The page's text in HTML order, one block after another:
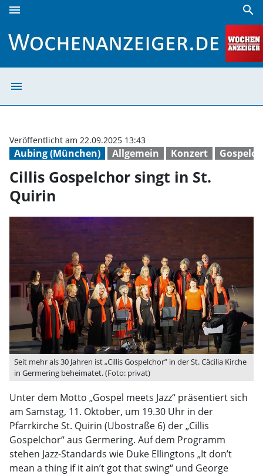
menu search
menu
Aubing (München) Allgemein Konzert
Veröffentlicht am 22.09.2025 13:43
Cillis Gospelchor singt in St.
Quirin
Seit mehr als 30 Jahren ist „Cillis Gospelchor” in der St. Cäcilia Kirche
in Germering beheimatet. (Foto: privat)
Unter dem Motto „Gospel meets Jazz“ präsentiert sich
am Samstag, 11. Oktober, um 19.30 Uhr in der
Pfarrkirche St. Quirin (Ubostraße 6) der „Cillis
Gospelchor“ aus Germering. Auf dem Programm
stehen Jazz-Standards wie Duke Ellingtons „It don’t
mean a thing if it ain’t got that swing“ und George